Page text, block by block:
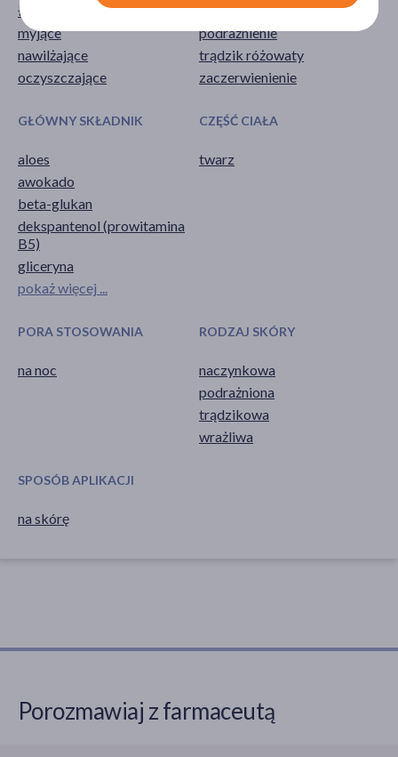
łagodzące
myjące
nawilżające
oczyszczające
pieczenie
podrażnienie
trądzik różowaty
zaczerwienienie
GŁÓWNY SKŁADNIK
aloes
awokado
beta-glukan
dekspantenol (prowitamina
B5)
gliceryna
pokaż więcej ...
CZĘŚĆ CIAŁA
twarz
PORA STOSOWANIA
na noc
RODZAJ SKÓRY
naczynkowa
podrażniona
trądzikowa
wrażliwa
SPOSÓB APLIKACJI
na skórę
Porozmawiaj z farmaceutą